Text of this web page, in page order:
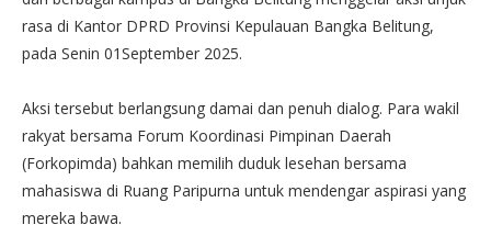
rasa di Kantor DPRD Provinsi Kepulauan Bangka Belitung,
pada Senin 01September 2025.
Aksi tersebut berlangsung damai dan penuh dialog. Para wakil
rakyat bersama Forum Koordinasi Pimpinan Daerah
(Forkopimda) bahkan memilih duduk lesehan bersama
mahasiswa di Ruang Paripurna untuk mendengar aspirasi yang
mereka bawa.